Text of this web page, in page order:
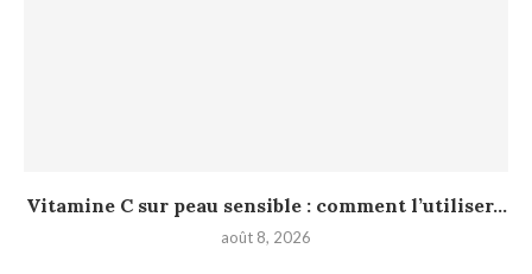
Vitamine C sur peau sensible : comment l’utiliser...
août 8, 2026